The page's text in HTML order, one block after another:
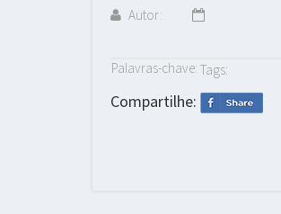
Autor:
Palavras-chave: Tags:
Compartilhe: